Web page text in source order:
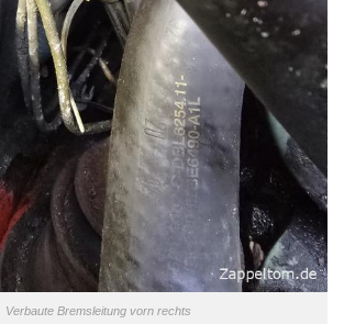
Verbaute Bremsleitung vorn rechts